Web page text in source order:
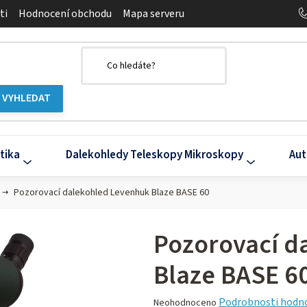
Hodnocení obchodu Mapa serveru
Dalekohledy Teleskopy Mikroskopy
Pozorovací dalekohled Levenhuk Blaze BASE 60
Pozorovací
Blaze BASE
Průměrné
Neohodnoceno Podrobnosti